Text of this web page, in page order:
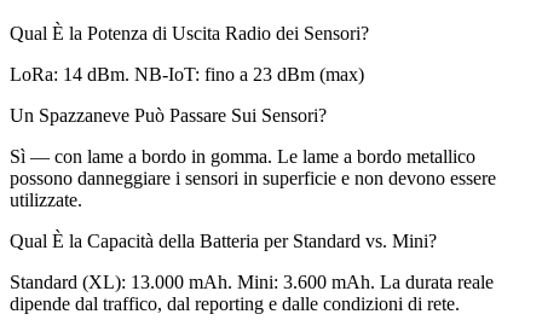
Qual È la Potenza di Uscita Radio dei Sensori?
LoRa: 14 dBm. NB-IoT: fino a 23 dBm (max)
Un Spazzaneve Può Passare Sui Sensori?
Sì — con lame a bordo in gomma. Le lame a bordo metallico
possono danneggiare i sensori in superficie e non devono essere
utilizzate.
Qual È la Capacità della Batteria per Standard vs. Mini?
Standard (XL): 13.000 mAh. Mini: 3.600 mAh. La durata reale
dipende dal traffico, dal reporting e dalle condizioni di rete.